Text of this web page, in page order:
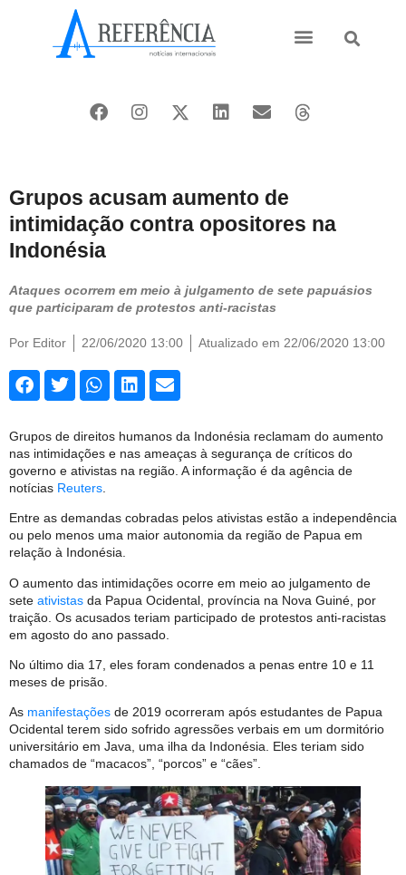
Grupos acusam aumento de
intimidação contra opositores na
Indonésia
Ataques ocorrem em meio à julgamento de sete papuásios
que participaram de protestos anti-racistas
Por Editor 22/06/2020 13:00 Atualizado em 22/06/2020 13:00
Grupos de direitos humanos da Indonésia reclamam do aumento
nas intimidações e nas ameaças à segurança de críticos do
governo e ativistas na região. A informação é da agência de
notícias Reuters
Entre as demandas cobradas pelos ativistas estão a independência
ou pelo menos uma maior autonomia da região de Papua em
relação à Indonésia.
O aumento das intimidações ocorre em meio ao julgamento de
sete ativistas da Papua Ocidental, província na Nova Guiné, por
traição. Os acusados teriam participado de protestos anti-racistas
em agosto do ano passado.
No último dia 17, eles foram condenados a penas entre 10 e 11
meses de prisão.
As manifestações de 2019 ocorreram após estudantes de Papua
Ocidental terem sido sofrido agressões verbais em um dormitório
universitário em Java, uma ilha da Indonésia. Eles teriam sido
chamados de “macacos”, “porcos” e “cães”.